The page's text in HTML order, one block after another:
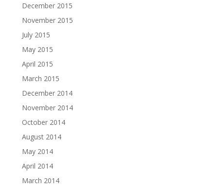
December 2015
November 2015
July 2015
May 2015
April 2015
March 2015
December 2014
November 2014
October 2014
August 2014
May 2014
April 2014
March 2014